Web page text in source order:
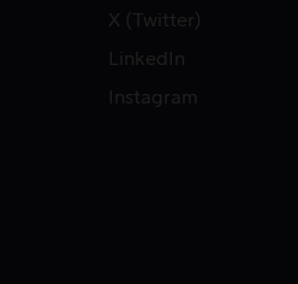
X (Twitter)
LinkedIn
Instagram